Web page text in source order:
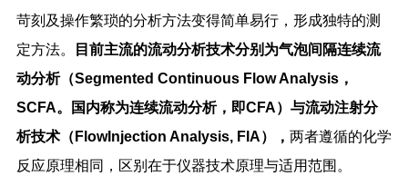
苛刻及操作繁琐的分析方法变得简单易行，形成独特的测
定方法。
目前主流的流动分析技术分别为气泡间隔连续流
动分析（Segmented Continuous Flow Analysis，
SCFA。国内称为连续流动分析，即CFA）与流动注射分
析技术（ FlowInjection Analysis, FIA）， 两者遵循的化学
反应原理相同，区别在于仪器技术原理与适用范围。